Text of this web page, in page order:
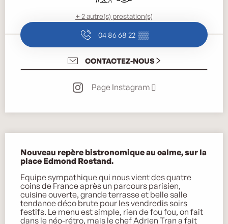
+ 2 autre(s) prestation(s)
04 86 68 22 ▒▒
CONTACTEZ-NOUS
Page Instagram
Nouveau repère bistronomique au calme, sur la
place Edmond Rostand.
Equipe sympathique qui nous vient des quatre
coins de France après un parcours parisien,
cuisine ouverte, grande terrasse et belle salle
tendance déco brute pour les vendredis soirs
festifs. Le menu est simple, rien de fou fou, on fait
dans le néo-rétro, mais le chef Adrien Tran a fait